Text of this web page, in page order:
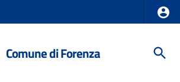
Comune di Forenza